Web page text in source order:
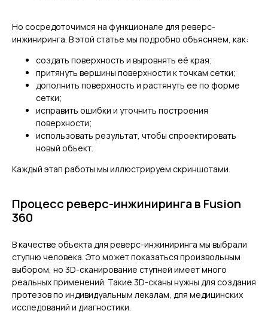
Но сосредоточимся на функционале для реверс-
инжиниринга. В этой статье мы подробно объясняем, как:
создать поверхность и выровнять её края;
притянуть вершины поверхности к точкам сетки;
дополнить поверхность и растянуть ее по форме
сетки;
исправить ошибки и уточнить построения
поверхности;
использовать результат, чтобы спроектировать
новый объект.
Каждый этап работы мы иллюстрируем скриншотами.
Процесс реверс-инжиниринга в Fusion
360
В качестве объекта для реверс-инжиниринга мы выбрали
ступню человека. Это может показаться произвольным
выбором, но 3D-сканирование ступней имеет много
реальных применений. Такие 3D-сканы нужны для создания
протезов по индивидуальным лекалам, для медицинских
исследований и диагностики.